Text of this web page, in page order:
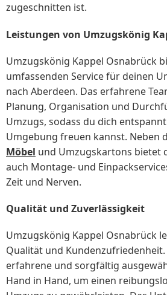
zugeschnitten ist.
Leistungen von Umzugskönig
Umzugskönig Kappel Osnabrück
umfassenden Service für deinen
nach Aberdeen. Das erfahrene
Planung, Organisation und
Umzugs, sodass du dich
Umgebung freuen kannst. Neben
Möbel und Umzugskartons bietet
auch Montage- und
Zeit und Nerven.
Qualität und Zuverlässigkeit
Umzugskönig Kappel Osnabrück
Qualität und
erfahrene und sorgfältig
Hand in Hand, um einen